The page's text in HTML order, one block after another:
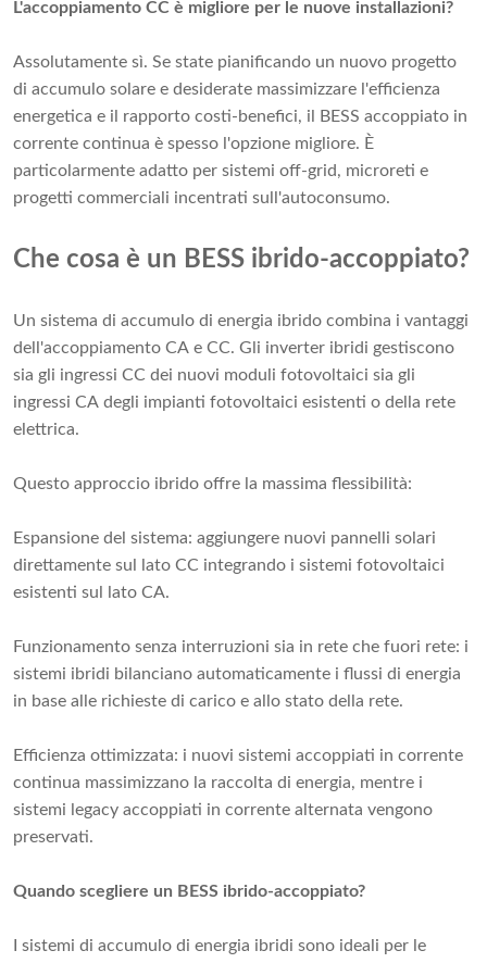
L'accoppiamento CC è migliore per le nuove installazioni?
Assolutamente sì. Se state pianificando un nuovo progetto
di accumulo solare e desiderate massimizzare l'efficienza
energetica e il rapporto costi-benefici, il BESS accoppiato in
corrente continua è spesso l'opzione migliore. È
particolarmente adatto per sistemi off-grid, microreti e
progetti commerciali incentrati sull'autoconsumo.
Che cosa è un BESS ibrido-accoppiato?
Un sistema di accumulo di energia ibrido combina i vantaggi
dell'accoppiamento CA e CC. Gli inverter ibridi gestiscono
sia gli ingressi CC dei nuovi moduli fotovoltaici sia gli
ingressi CA degli impianti fotovoltaici esistenti o della rete
elettrica.
Questo approccio ibrido offre la massima flessibilità:
Espansione del sistema: aggiungere nuovi pannelli solari
direttamente sul lato CC integrando i sistemi fotovoltaici
esistenti sul lato CA.
Funzionamento senza interruzioni sia in rete che fuori rete: i
sistemi ibridi bilanciano automaticamente i flussi di energia
in base alle richieste di carico e allo stato della rete.
Efficienza ottimizzata: i nuovi sistemi accoppiati in corrente
continua massimizzano la raccolta di energia, mentre i
sistemi legacy accoppiati in corrente alternata vengono
preservati.
Quando scegliere un BESS ibrido-accoppiato?
I sistemi di accumulo di energia ibridi sono ideali per le